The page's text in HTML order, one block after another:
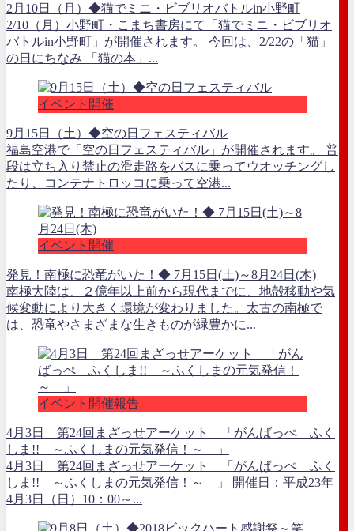
2月10日（月）◆猫でミニ・ビブリオバトルin小野町
2/10（月）小野町・こまち書房にて「猫でミニ・ビブリオ
バトルin小野町」が開催されます。 今回は、2/22の「猫」
の日にちなみ 「猫の本」...
イベント開催
9月15日（土）◆空の日フェスティバル
福島空港で「空の日フェスティバル」が開催されます。 普
段は立ち入り禁止の滑走路をバスに乗ってウオッチングし
たり、コンテナトロッコに乗って空港...
イベント開催
発見！南極に恐竜がいた！◆ 7月15日(土)～8月24日(木)
南極大陸は、２億年以上前から現代までに、地殻移動や気
候変動により大きく環境が変わりました。太古の南極で
は、恐竜やさまざまな生きものが緑豊かに...
イベント開催報告
4月3日 第24回まざっせアーケット 「がんばっぺ ふく
しま!! ～ふくしまの元気発信！～ 」
4月3日 第24回まざっせアーケット 「がんばっぺ ふく
しま!! ～ふくしまの元気発信！～ 」 開催日：平成23年
4月3日（日）10：00～...